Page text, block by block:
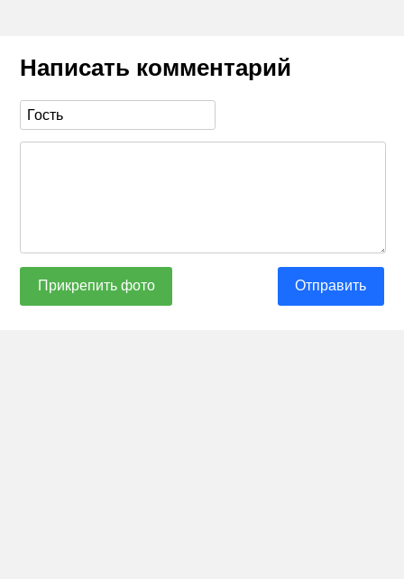
Написать комментарий
Прикрепить фото Отправить